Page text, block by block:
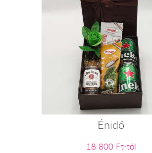
Énidő
18 800 Ft-tól